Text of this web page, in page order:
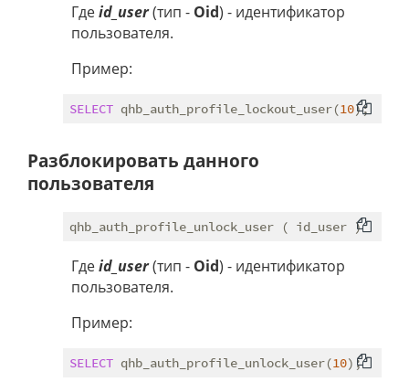
Гдеid_user(тип - Oid) - идентификатор
пользователя.
Пример:
SELECT qhb_auth_profile_lockout_user(10
Разблокировать данного
пользователя
Гдеid_user(тип - Oid) - идентификатор
пользователя.
Пример:
SELECT qhb_auth_profile_unlock_user(10